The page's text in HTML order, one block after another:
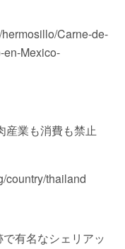
Carne-de-
en-Mexico-
産業も消費も禁止
country/thailand
有名なシェリアッ